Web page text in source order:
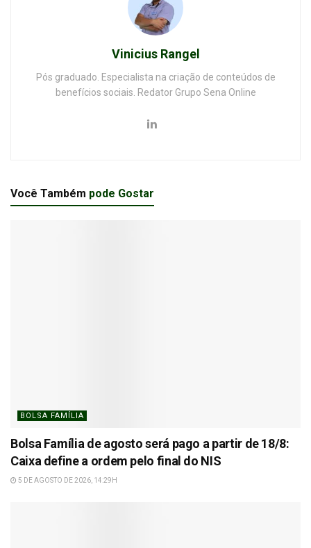
Vinicius Rangel
Pós graduado. Especialista na criação de conteúdos de
benefícios sociais. Redator Grupo Sena Online
Você Também pode Gostar
BOLSA FAMÍLIA
Bolsa Família de agosto será pago a partir de 18/8:
Caixa define a ordem pelo final do NIS
5 DE AGOSTO DE 2026, 14:29H